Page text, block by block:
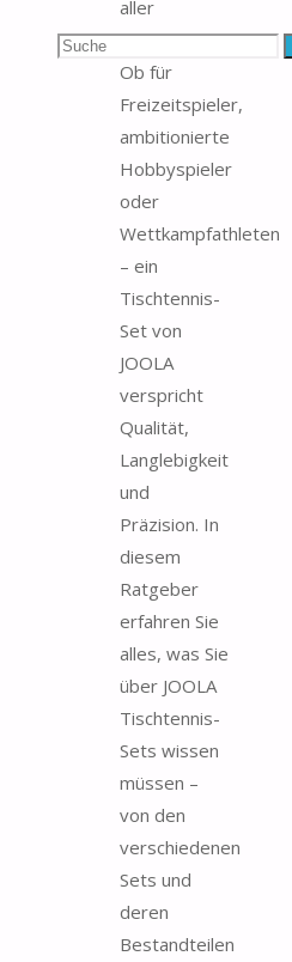
Suchen
aller
Spielniveaus.
Ob für
Freizeitspieler,
ambitionierte
Hobbyspieler
oder
Wettkampfathleten
– ein
Tischtennis-
Set von
JOOLA
verspricht
Qualität,
Langlebigkeit
und
Präzision. In
diesem
Ratgeber
erfahren Sie
alles, was Sie
über JOOLA
Tischtennis-
Sets wissen
müssen –
von den
verschiedenen
Sets und
deren
Bestandteilen